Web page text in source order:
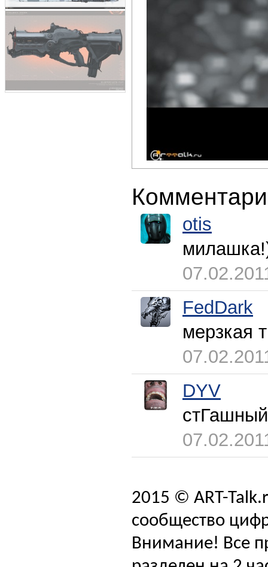
otis
FedDark
мерзкая
DYV
стГашный
2015 © ART-
сообщество
Внимание! Все